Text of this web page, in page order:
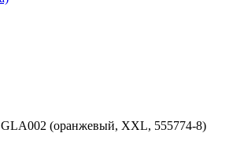
(оранжевый, XXL, 555774-8)